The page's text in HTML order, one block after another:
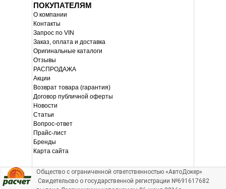
ПОКУПАТЕЛЯМ
О компании
Контакты
Запрос по VIN
Заказ, оплата и доставка
Оригинальные каталоги
Отзывы
РАСПРОДАЖА
Акции
Возврат товара (гарантия)
Договор публичной оферты
Новости
Статьи
Вопрос-ответ
Прайс-лист
Бренды
Карта сайта
Общество с ограниченной ответственностью «АвтоДокер»
Свидетельсво о государственной регистрации №691617682